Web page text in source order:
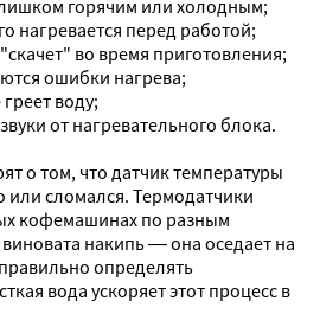
горячим или холодным;
нагревается перед работой;
во время приготовления;
ошибки нагрева;
воду;
от нагревательного блока.
о том, что датчик температуры
или сломался. Термодатчики
кофемашинах по разным
накипь — она оседает на
определять
вода ускоряет этот процесс в